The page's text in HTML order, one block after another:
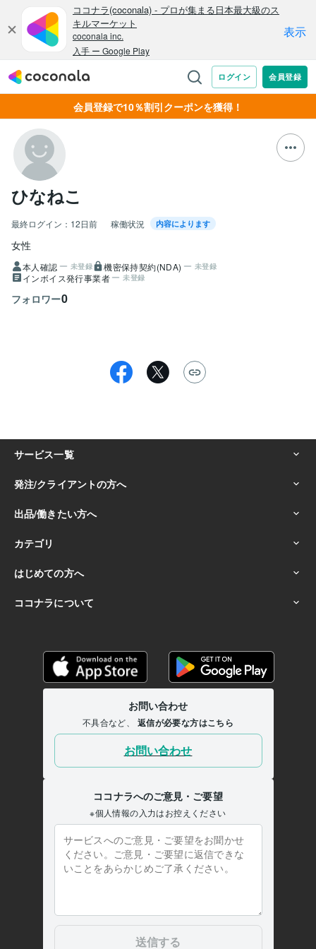
会員登録で10％割引クーポンを獲得！
ひなねこ
最終ログイン： 12日前 稼働状況 内容によります
女性
本人確認 未登録 機密保持契約(NDA) 未登録
インボイス発行事業者 未登録
フォロワー0